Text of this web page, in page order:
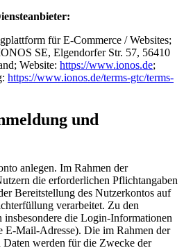
für E-Commerce / Websites;
SE, Elgendorfer Str. 57, 56410
Website: https://www.ionos.de;
https://www.ionos.de/terms-gtc/terms-
und
anlegen. Im Rahmen der
die erforderlichen Pflichtangaben
Bereitstellung des Nutzerkontos auf
verarbeitet. Zu den
insbesondere die Login-Informationen
E-Mail-Adresse). Die im Rahmen der
Daten werden für die Zwecke der